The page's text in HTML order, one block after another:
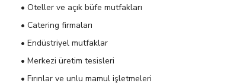
• Oteller ve açık büfe mutfakları
• Catering firmaları
• Endüstriyel mutfaklar
• Merkezi üretim tesisleri
• Fırınlar ve unlu mamul işletmeleri